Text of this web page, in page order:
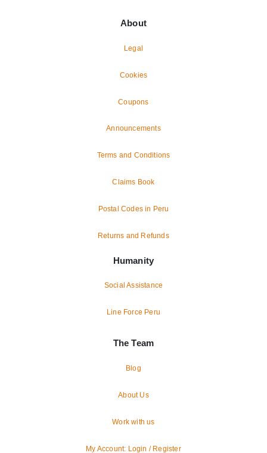
About
Legal
Cookies
Coupons
Announcements
Terms and Conditions
Claims Book
Postal Codes in Peru
Returns and Refunds
Humanity
Social Assistance
Line Force Peru
The Team
Blog
About Us
Work with us
My Account: Login / Register